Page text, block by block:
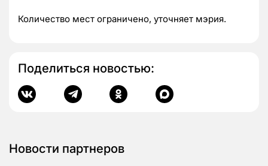
Количество мест ограничено, уточняет мэрия.
Поделиться новостью:
Новости партнеров